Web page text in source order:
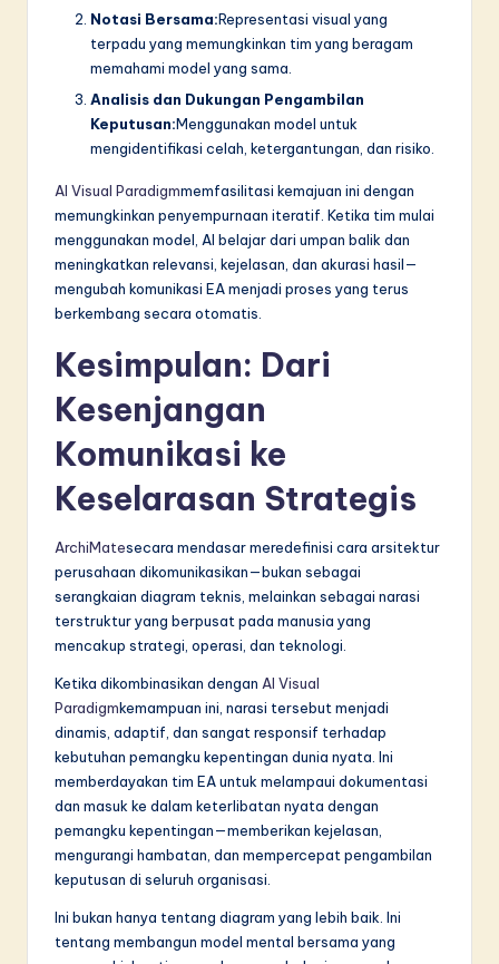
Notasi Bersama:Representasi visual yang
terpadu yang memungkinkan tim yang beragam
memahami model yang sama.
Analisis dan Dukungan Pengambilan
Keputusan:Menggunakan model untuk
mengidentifikasi celah, ketergantungan, dan risiko.
AI Visual Paradigmmemfasilitasi kemajuan ini dengan
memungkinkan penyempurnaan iteratif. Ketika tim mulai
menggunakan model, AI belajar dari umpan balik dan
meningkatkan relevansi, kejelasan, dan akurasi hasil—
mengubah komunikasi EA menjadi proses yang terus
berkembang secara otomatis.
Kesimpulan: Dari
Kesenjangan
Komunikasi ke
Keselarasan Strategis
ArchiMatesecara mendasar meredefinisi cara arsitektur
perusahaan dikomunikasikan—bukan sebagai
serangkaian diagram teknis, melainkan sebagai narasi
terstruktur yang berpusat pada manusia yang
mencakup strategi, operasi, dan teknologi.
Ketika dikombinasikan dengan AI Visual
Paradigmkemampuan ini, narasi tersebut menjadi
dinamis, adaptif, dan sangat responsif terhadap
kebutuhan pemangku kepentingan dunia nyata. Ini
memberdayakan tim EA untuk melampaui dokumentasi
dan masuk ke dalam keterlibatan nyata dengan
pemangku kepentingan—memberikan kejelasan,
mengurangi hambatan, dan mempercepat pengambilan
keputusan di seluruh organisasi.
Ini bukan hanya tentang diagram yang lebih baik. Ini
tentang membangun model mental bersama yang